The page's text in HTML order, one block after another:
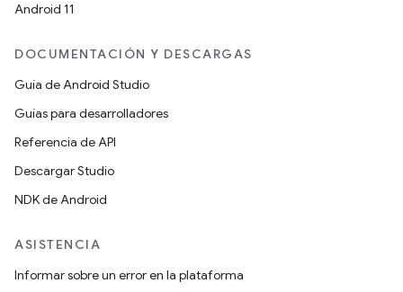
Android 11
DOCUMENTACIÓN Y DESCARGAS
Guía de Android Studio
Guías para desarrolladores
Referencia de API
Descargar Studio
NDK de Android
ASISTENCIA
Informar sobre un error en la plataforma